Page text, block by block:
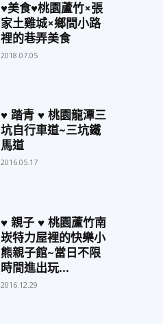
♥美食♥桃園蘆竹×張
家土雞城×鄉間小路
裡的巷弄美食
2018.07.05
♥ 踏青 ♥ 桃園龍潭三
坑自行車道~三坑鐵
馬道
2016.05.17
♥ 親子 ♥ 桃園蘆竹南
崁特力屋裡的快樂小
熊親子館~當日不限
時間進出玩...
2016.12.29